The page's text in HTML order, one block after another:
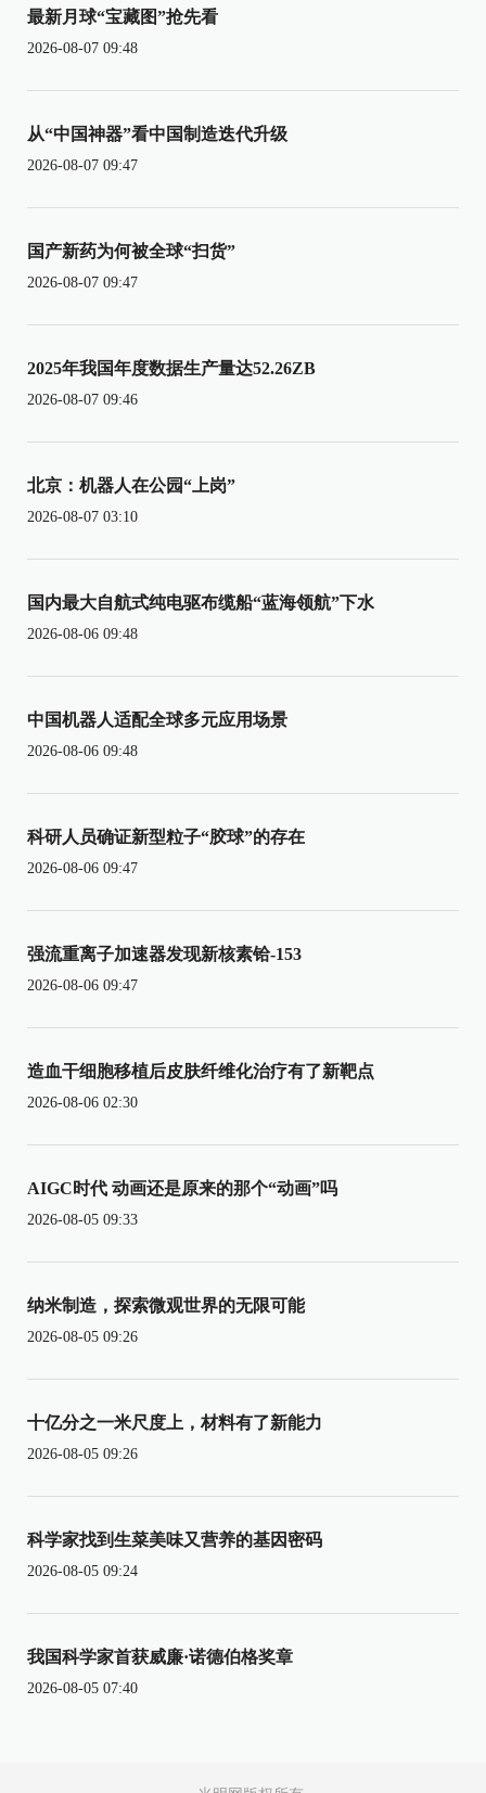
最新月球“宝藏图”抢先看
2026-08-07 09:48
从“中国神器”看中国制造迭代升级
2026-08-07 09:47
国产新药为何被全球“扫货”
2026-08-07 09:47
2025年我国年度数据生产量达52.26ZB
2026-08-07 09:46
北京：机器人在公园“上岗”
2026-08-07 03:10
国内最大自航式纯电驱布缆船“蓝海领航”下水
2026-08-06 09:48
中国机器人适配全球多元应用场景
2026-08-06 09:48
科研人员确证新型粒子“胶球”的存在
2026-08-06 09:47
强流重离子加速器发现新核素铪-153
2026-08-06 09:47
造血干细胞移植后皮肤纤维化治疗有了新靶点
2026-08-06 02:30
AIGC时代 动画还是原来的那个“动画”吗
2026-08-05 09:33
纳米制造，探索微观世界的无限可能
2026-08-05 09:26
十亿分之一米尺度上，材料有了新能力
2026-08-05 09:26
科学家找到生菜美味又营养的基因密码
2026-08-05 09:24
我国科学家首获威廉·诺德伯格奖章
2026-08-05 07:40